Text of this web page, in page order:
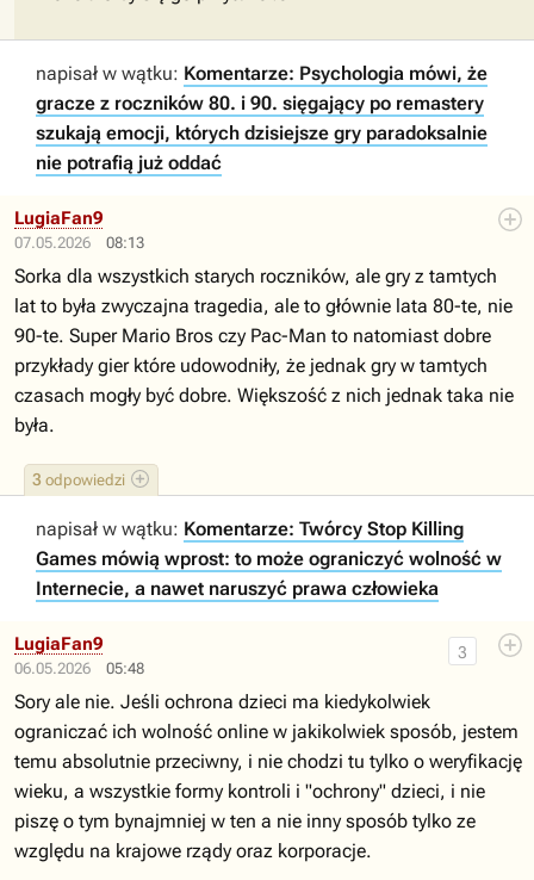
napisał w wątku: Komentarze: Psychologia mówi, że
gracze z roczników 80. i 90. sięgający po remastery
szukają emocji, których dzisiejsze gry paradoksalnie
nie potrafią już oddać
07.05.2026 08:13
3 odpowiedzi
LugiaFan9
Sorka dla wszystkich starych roczników, ale gry z tamtych
lat to była zwyczajna tragedia, ale to głównie lata 80-te, nie
90-te. Super Mario Bros czy Pac-Man to natomiast dobre
przykłady gier które udowodniły, że jednak gry w tamtych
czasach mogły być dobre. Większość z nich jednak taka nie
była.
napisał w wątku: Komentarze: Twórcy Stop Killing
Games mówią wprost: to może ograniczyć wolność w
Internecie, a nawet naruszyć prawa człowieka
06.05.2026 05:48
3
LugiaFan9
Sory ale nie. Jeśli ochrona dzieci ma kiedykolwiek
ograniczać ich wolność online w jakikolwiek sposób, jestem
temu absolutnie przeciwny, i nie chodzi tu tylko o weryfikację
wieku, a wszystkie formy kontroli i "ochrony" dzieci, i nie
piszę o tym bynajmniej w ten a nie inny sposób tylko ze
względu na krajowe rządy oraz korporacje.